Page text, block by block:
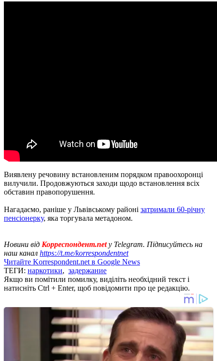
Виявлену речовину встановленим порядком правоохоронці
вилучили. Продовжуються заходи щодо встановлення всіх
обставин правопорушення.
Нагадаємо, раніше у Львівському районі затримали 60-річну
пенсіонерку, яка торгувала метадоном.
Новини від Корреспондент.netу Telegram. Підписуйтесь на
наш канал https://t.me/korrespondentnet
Читайте Korrespondent.net в Google News
ТЕГИ: наркотики, задержание
Якщо ви помітили помилку, виділіть необхідний текст і
натисніть Ctrl + Enter, щоб повідомити про це редакцію.